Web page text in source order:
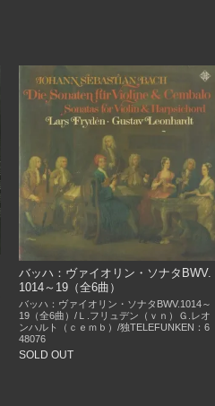
バッハ：ヴァイオリン・ソナタBWV.
1014～19（全6曲）
バッハ：ヴァイオリン・ソナタBWV.1014～
19（全6曲）/Ｌ.フリュデン（ｖｎ）Ｇ.レオ
ンハルト（ｃｅｍｂ）/独TELEFUNKEN：6
48076
SOLD OUT